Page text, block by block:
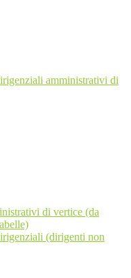
amministrativi di
di vertice (da
(dirigenti non